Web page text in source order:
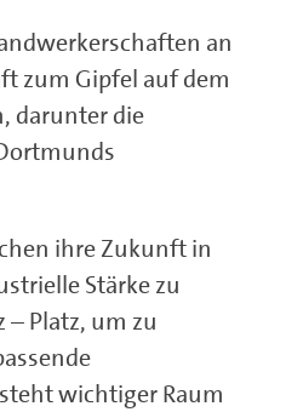
an
zum Gipfel auf dem
darunter die
ihre Zukunft in
Stärke zu
Platz, um zu
wichtiger Raum